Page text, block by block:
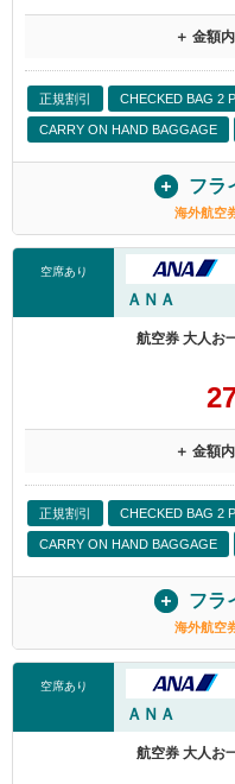
＋ 金額
正規割引 CHECKED BAG 2
CARRY ON HAND BAGGAGE
フラ
海外航空
空席あり
ＡＮＡ
航空券 大人お
＋ 金額
正規割引 CHECKED BAG 2
CARRY ON HAND BAGGAGE
フラ
海外航空
空席あり
ＡＮＡ
航空券 大人お